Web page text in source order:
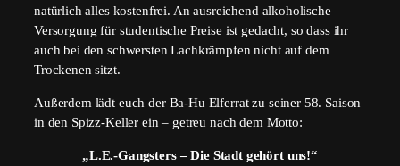
natürlich alles kostenfrei. An ausreichend alkoholische
Versorgung für studentische Preise ist gedacht, so dass ihr
auch bei den schwersten Lachkrämpfen nicht auf dem
Trockenen sitzt.
Außerdem lädt euch der Ba-Hu Elferrat zu seiner 58. Saison
in den Spizz-Keller ein – getreu nach dem Motto:
„L.E.-Gangsters – Die Stadt gehört uns!“